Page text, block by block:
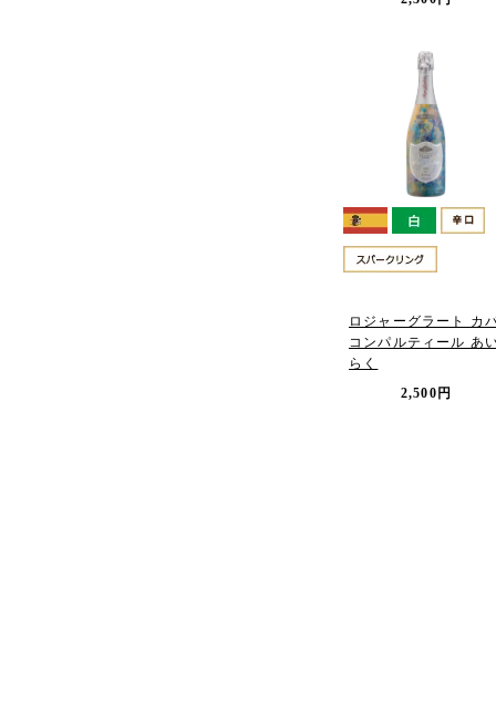
ロジャーグラート カ
コンパルティール あ
らく
2,500円